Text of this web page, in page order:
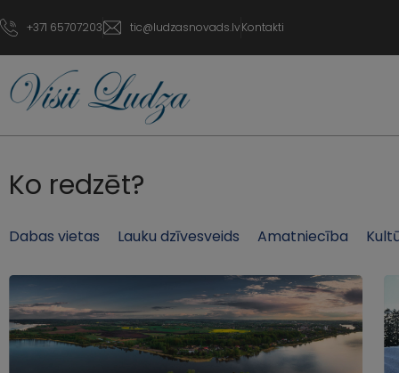
+371 65707203 tic@ludzasnovads.lvKontakti
Ko redzēt?
Dabas vietas Lauku dzīvesveids Amatniecība